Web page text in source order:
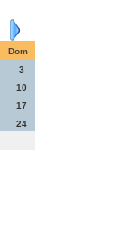
Dom
3
10
17
24